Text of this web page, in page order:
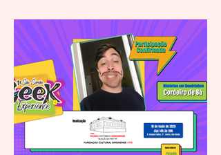
conectar criatividade e paixão, e Angelina
Moreno é um exemplo...